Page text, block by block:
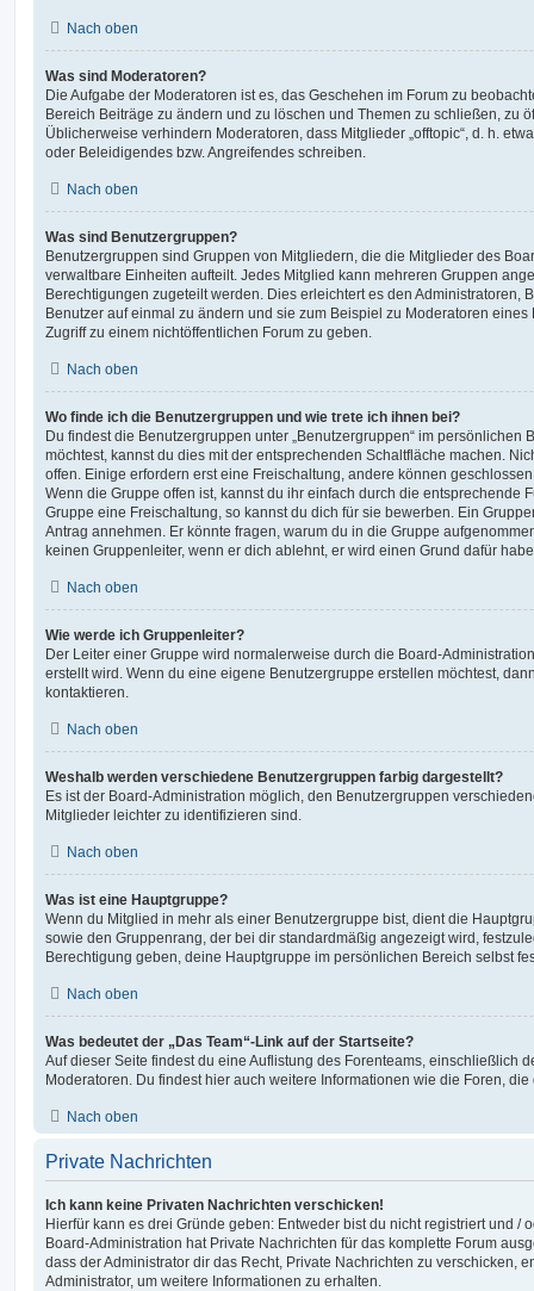
Nach oben
Was sind Moderatoren?
Die Aufgabe der Moderatoren ist es, das Geschehen im Forum zu
Bereich Beiträge zu ändern und zu löschen und Themen zu schließen, zu
Üblicherweise verhindern Moderatoren, dass Mitglieder „offtopic“, d. h.
oder Beleidigendes bzw. Angreifendes schreiben.
Nach oben
Was sind Benutzergruppen?
Benutzergruppen sind Gruppen von Mitgliedern, die die Mitglieder des
verwaltbare Einheiten aufteilt. Jedes Mitglied kann mehreren Gruppen
Berechtigungen zugeteilt werden. Dies erleichtert es den Administratoren,
Benutzer auf einmal zu ändern und sie zum Beispiel zu Moderatoren
Zugriff zu einem nichtöffentlichen Forum zu geben.
Nach oben
Wo finde ich die Benutzergruppen und wie trete ich ihnen bei?
Du findest die Benutzergruppen unter „Benutzergruppen“ im persönlichen
möchtest, kannst du dies mit der entsprechenden Schaltfläche machen.
offen. Einige erfordern erst eine Freischaltung, andere können
Wenn die Gruppe offen ist, kannst du ihr einfach durch die entsprechende
Gruppe eine Freischaltung, so kannst du dich für sie bewerben. Ein
Antrag annehmen. Er könnte fragen, warum du in die Gruppe
keinen Gruppenleiter, wenn er dich ablehnt, er wird einen Grund dafür
Nach oben
Wie werde ich Gruppenleiter?
Der Leiter einer Gruppe wird normalerweise durch die Board-
erstellt wird. Wenn du eine eigene Benutzergruppe erstellen möchtest,
kontaktieren.
Nach oben
Weshalb werden verschiedene Benutzergruppen farbig dargestellt?
Es ist der Board-Administration möglich, den Benutzergruppen
Mitglieder leichter zu identifizieren sind.
Nach oben
Was ist eine Hauptgruppe?
Wenn du Mitglied in mehr als einer Benutzergruppe bist, dient die
sowie den Gruppenrang, der bei dir standardmäßig angezeigt wird,
Berechtigung geben, deine Hauptgruppe im persönlichen Bereich selbst
Nach oben
Was bedeutet der „Das Team“-Link auf der Startseite?
Auf dieser Seite findest du eine Auflistung des Forenteams, einschließlich
Moderatoren. Du findest hier auch weitere Informationen wie die Foren,
Nach oben
Private Nachrichten
Ich kann keine Privaten Nachrichten verschicken!
Hierfür kann es drei Gründe geben: Entweder bist du nicht registriert und /
Board-Administration hat Private Nachrichten für das komplette Forum
dass der Administrator dir das Recht, Private Nachrichten zu verschicken,
Administrator, um weitere Informationen zu erhalten.